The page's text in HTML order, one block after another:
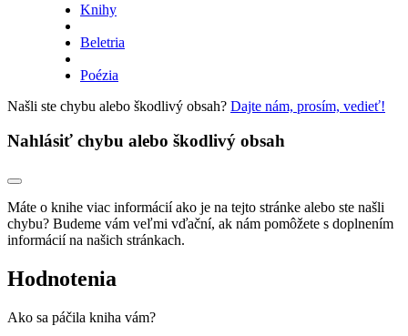
Knihy
Beletria
Poézia
Našli ste chybu alebo škodlivý obsah? Dajte nám, prosím, vedieť!
Nahlásiť chybu alebo škodlivý obsah
Máte o knihe viac informácií ako je na tejto stránke alebo ste našli
chybu? Budeme vám veľmi vďační, ak nám pomôžete s doplnením
informácií na našich stránkach.
Hodnotenia
Ako sa páčila kniha vám?